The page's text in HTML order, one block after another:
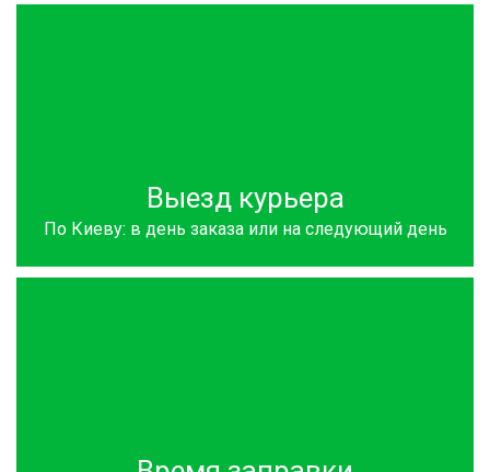
Выезд курьера
По Киеву: в день заказа или на следующий день